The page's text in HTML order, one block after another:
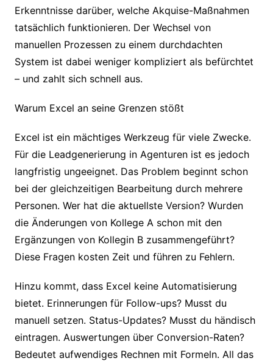
Erkenntnisse darüber, welche Akquise-Maßnahmen
tatsächlich funktionieren. Der Wechsel von
manuellen Prozessen zu einem durchdachten
System ist dabei weniger kompliziert als befürchtet
– und zahlt sich schnell aus.
Warum Excel an seine Grenzen stößt
Excel ist ein mächtiges Werkzeug für viele Zwecke.
Für die Leadgenerierung in Agenturen ist es jedoch
langfristig ungeeignet. Das Problem beginnt schon
bei der gleichzeitigen Bearbeitung durch mehrere
Personen. Wer hat die aktuellste Version? Wurden
die Änderungen von Kollege A schon mit den
Ergänzungen von Kollegin B zusammengeführt?
Diese Fragen kosten Zeit und führen zu Fehlern.
Hinzu kommt, dass Excel keine Automatisierung
bietet. Erinnerungen für Follow-ups? Musst du
manuell setzen. Status-Updates? Musst du händisch
eintragen. Auswertungen über Conversion-Raten?
Bedeutet aufwendiges Rechnen mit Formeln. All das